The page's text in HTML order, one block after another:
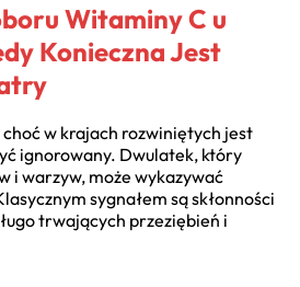
Witaminy C u
Konieczna Jest
w krajach rozwiniętych jest
ignorowany. Dwulatek, który
i warzyw, może wykazywać
sygnałem są skłonności
trwających przeziębień i